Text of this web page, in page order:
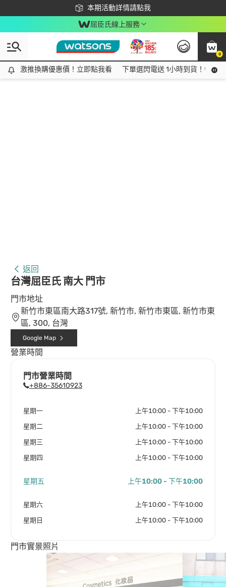
本期活動詳情請點我
下載app最高回饋$350
屈臣氏線上服務
0
激推換購優惠價！立即點我看
激推換購優惠價！立即點我看 下單選閃電送 1小時到貨！領神
返回
台灣屈臣氏 南大 門市
門市地址
新竹市東區南大路317號, 新竹市, 新竹市東區, 新竹市東
區, 300, 台灣
Google Map
營業時間
門市營業時間
+886-35610923
星期一 上午10:00 - 下午10:00
星期二 上午10:00 - 下午10:00
星期三 上午10:00 - 下午10:00
星期四 上午10:00 - 下午10:00
星期五 上午10:00 - 下午10:00
星期六 上午10:00 - 下午10:00
星期日 上午10:00 - 下午10:00
門市實景照片